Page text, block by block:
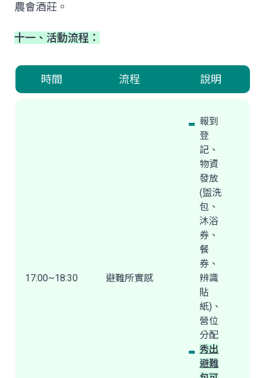
農會酒莊。
十一、活動流程：
時間 流程 說明
17:00~18:30 避難所實感
報到
登
記、
物資
發放
(盥洗
包、
沐浴
券、
餐
券、
辨識
貼
紙)、
營位
分配
秀出
避難